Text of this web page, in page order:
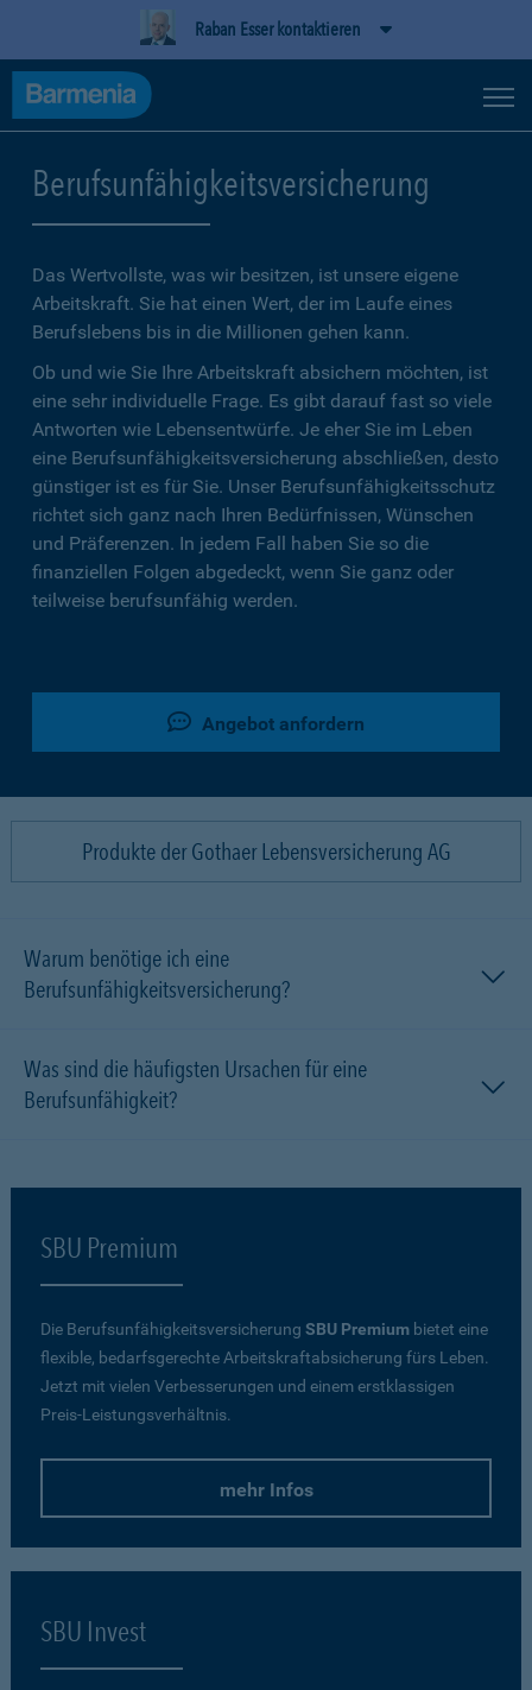
Raban Esser kontaktieren
Berufsunfähigkeitsversicherung
Das Wertvollste, was wir besitzen, ist unsere eigene
Arbeitskraft. Sie hat einen Wert, der im Laufe eines
Berufslebens bis in die Millionen gehen kann.
Ob und wie Sie Ihre Arbeitskraft absichern möchten, ist
eine sehr individuelle Frage. Es gibt darauf fast so viele
Antworten wie Lebensentwürfe. Je eher Sie im Leben
eine Berufsunfähigkeitsversicherung abschließen, desto
günstiger ist es für Sie. Unser Berufsunfähigkeitsschutz
richtet sich ganz nach Ihren Bedürfnissen, Wünschen
und Präferenzen. In jedem Fall haben Sie so die
finanziellen Folgen abgedeckt, wenn Sie ganz oder
teilweise berufsunfähig werden.
Angebot anfordern
Produkte der Gothaer Lebensversicherung AG
Warum benötige ich eine
Berufsunfähigkeitsversicherung?
Was sind die häufigsten Ursachen für eine
Berufsunfähigkeit?
SBU Premium
Die Berufsunfähigkeitsversicherung SBU Premium bietet eine
flexible, bedarfsgerechte Arbeitskraftabsicherung fürs Leben.
Jetzt mit vielen Verbesserungen und einem erstklassigen
Preis-Leistungsverhältnis.
mehr Infos
SBU Invest